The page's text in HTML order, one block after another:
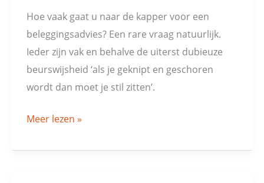
Hoe vaak gaat u naar de kapper voor een
beleggingsadvies? Een rare vraag natuurlijk.
Ieder zijn vak en behalve de uiterst dubieuze
beurswijsheid ‘als je geknipt en geschoren
wordt dan moet je stil zitten’.
als
beleggingsadviseur?
Meer lezen »